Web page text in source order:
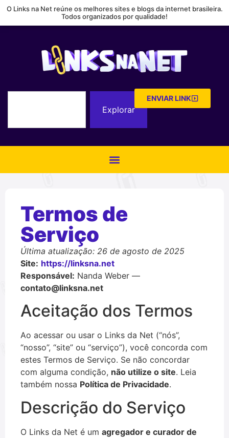
O Links na Net reúne os melhores sites e blogs da internet brasileira.
Todos organizados por qualidade!
Explorar
ENVIAR LINK
Termos de
Serviço
Última atualização: 26 de agosto de 2025
Site: https://linksna.net
Responsável: Nanda Weber —
contato@linksna.net
Aceitação dos Termos
Ao acessar ou usar o Links da Net (“nós”,
“nosso”, “site” ou “serviço”), você concorda com
estes Termos de Serviço. Se não concordar
com alguma condição, não utilize o site. Leia
também nossa Política de Privacidade.
Descrição do Serviço
O Links da Net é um agregador e curador de